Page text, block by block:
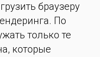
браузеру
По
только те
которые